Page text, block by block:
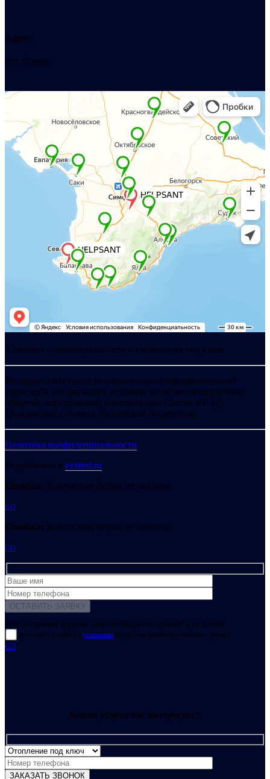
Адрес
пгт. Форос
Хелпсант - инженерные сети и сантехника под ключ
Интернет-сайт носит исключительно информационный
характер и ни при каких условиях не является публичной
офертой, определяемой положениями Статьи 437 (2)
Гражданского кодекса Российской Федерации.
Политика конфиденциальности
Разработано в exsited.ru
Ошибка: Контактная форма не найдена.
GO
Ошибка: Контактная форма не найдена.
GO
Для отправки формы вам необходимо принять условия:
прочитал и согласен с условиями обработки своих персональных данных
GO
Какая услуга вас интересует?